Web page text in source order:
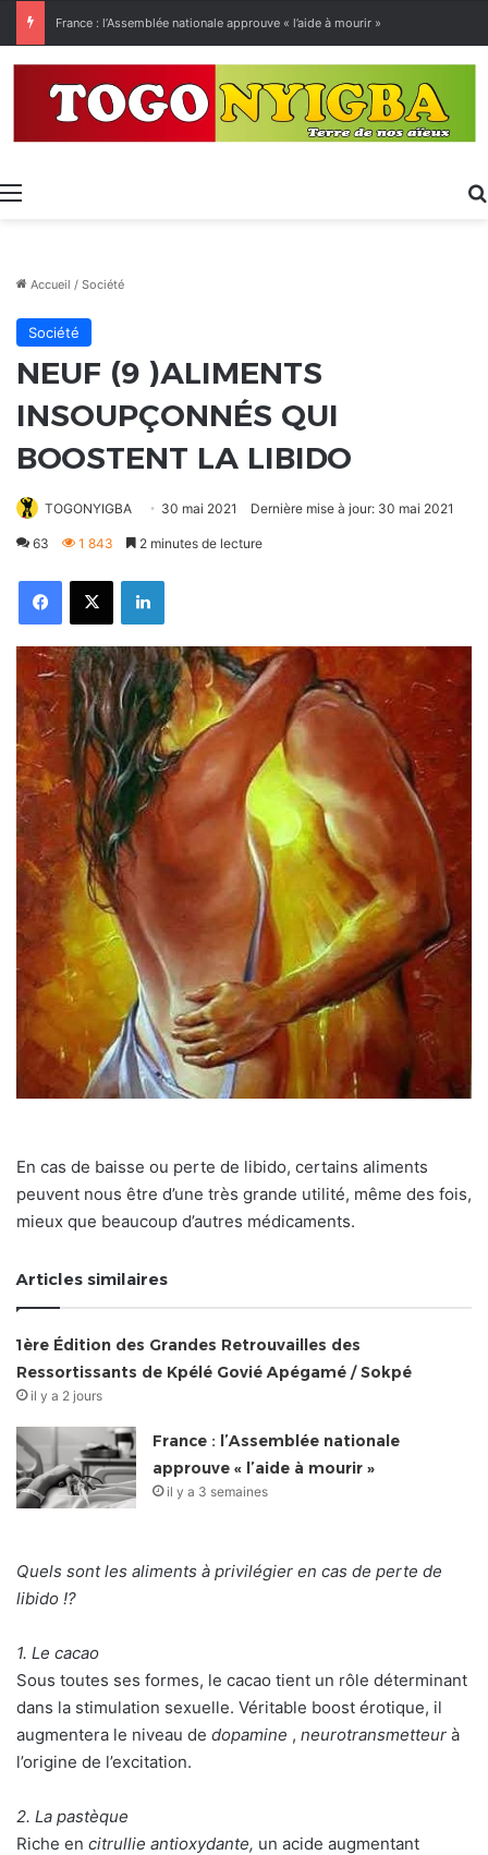
Menu
Accueil / Société
Société
NEUF (9 )ALIMENTS
INSOUPÇONNÉS QUI
BOOSTENT LA LIBIDO
TOGONYIGBA 30 mai 2021 Dernière mise à jour: 30 mai 2021
63 1 843 2 minutes de lecture
FacebookX Linkedin
En cas de baisse ou perte de libido, certains aliments
peuvent nous être d’une très grande utilité, même des fois,
mieux que beaucoup d’autres médicaments.
Articles similaires
1ère Édition des Grandes Retrouvailles des
Ressortissants de Kpélé Govié Apégamé / Sokpé
il y a 2 jours
France : l’Assemblée nationale
approuve « l’aide à mourir »
il y a 3 semaines
Quels sont les aliments à privilégier en cas de perte de
libido !?
1. Le cacao
Sous toutes ses formes, le cacao tient un rôle déterminant
dans la stimulation sexuelle. Véritable boost érotique, il
augmentera le niveau de dopamine , neurotransmetteur à
l’origine de l’excitation.
2. La pastèque
Riche en citrullie antioxydante, un acide augmentant